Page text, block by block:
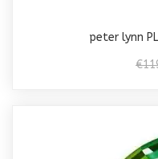
peter lynn